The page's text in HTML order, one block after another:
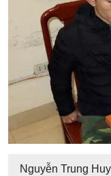
Nguyễn Trung